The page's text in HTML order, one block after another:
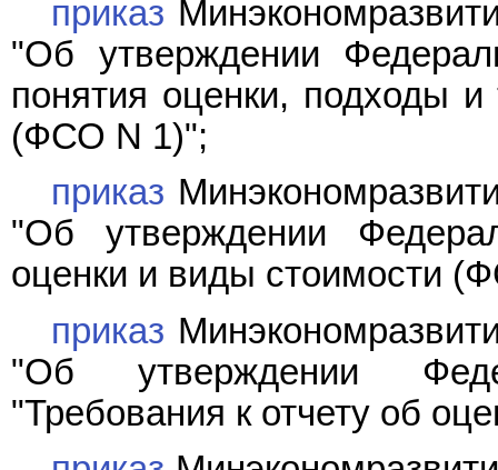
приказ
"Об утверждении
понятия оценки, подходы
(ФСО N 1)";
приказ
"Об утверждении
оценки и виды стоимости
приказ
"Об утверждении
"Требования к отчету об